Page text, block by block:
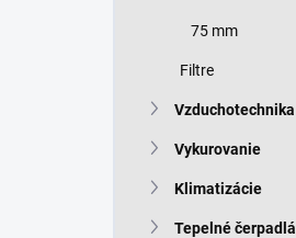
75 mm
Filtre
Vzduchotechnika
Vykurovanie
Klimatizácie
Tepelné čerpadlá